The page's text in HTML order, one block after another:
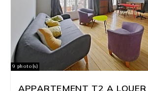
9 photo(s)
APPARTEMENT T2 A LOUER